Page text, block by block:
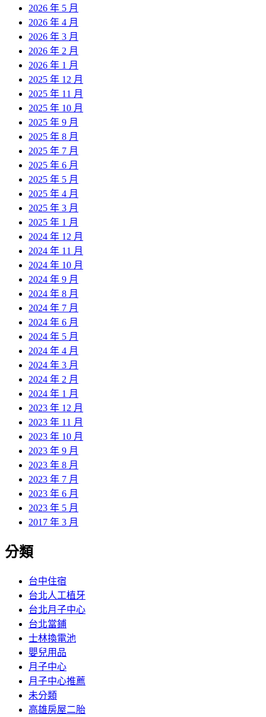
2026 年 5 月
2026 年 4 月
2026 年 3 月
2026 年 2 月
2026 年 1 月
2025 年 12 月
2025 年 11 月
2025 年 10 月
2025 年 9 月
2025 年 8 月
2025 年 7 月
2025 年 6 月
2025 年 5 月
2025 年 4 月
2025 年 3 月
2025 年 1 月
2024 年 12 月
2024 年 11 月
2024 年 10 月
2024 年 9 月
2024 年 8 月
2024 年 7 月
2024 年 6 月
2024 年 5 月
2024 年 4 月
2024 年 3 月
2024 年 2 月
2024 年 1 月
2023 年 12 月
2023 年 11 月
2023 年 10 月
2023 年 9 月
2023 年 8 月
2023 年 7 月
2023 年 6 月
2023 年 5 月
2017 年 3 月
分類
台中住宿
台北人工植牙
台北月子中心
台北當鋪
士林換電池
嬰兒用品
月子中心
月子中心推薦
未分類
高雄房屋二胎